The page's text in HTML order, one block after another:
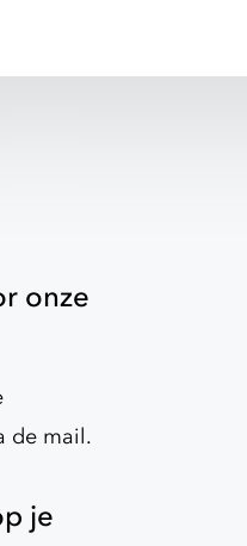
onze
de mail.
je